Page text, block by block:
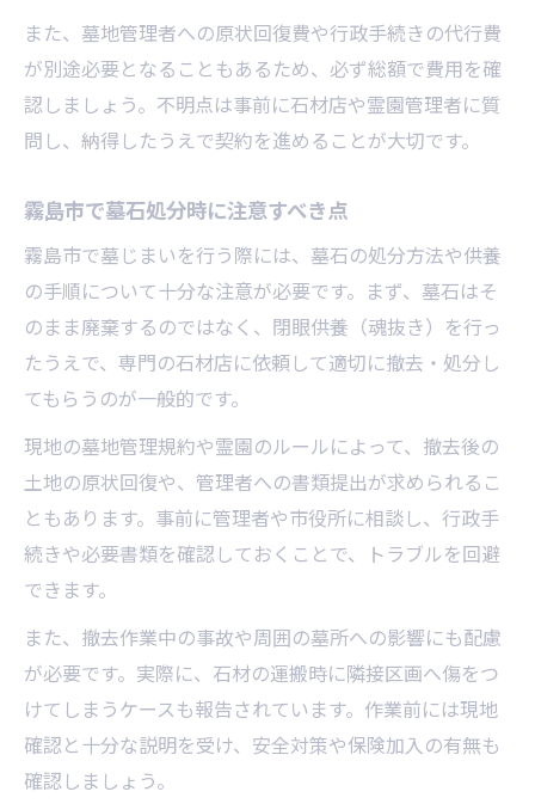
また、墓地管理者への原状回復費や行政手続きの代行費
が別途必要となることもあるため、必ず総額で費用を確
認しましょう。不明点は事前に石材店や霊園管理者に質
問し、納得したうえで契約を進めることが大切です。
霧島市で墓石処分時に注意すべき点
霧島市で墓じまいを行う際には、墓石の処分方法や供養
の手順について十分な注意が必要です。まず、墓石はそ
のまま廃棄するのではなく、閉眼供養（魂抜き）を行っ
たうえで、専門の石材店に依頼して適切に撤去・処分し
てもらうのが一般的です。
現地の墓地管理規約や霊園のルールによって、撤去後の
土地の原状回復や、管理者への書類提出が求められるこ
ともあります。事前に管理者や市役所に相談し、行政手
続きや必要書類を確認しておくことで、トラブルを回避
できます。
また、撤去作業中の事故や周囲の墓所への影響にも配慮
が必要です。実際に、石材の運搬時に隣接区画へ傷をつ
けてしまうケースも報告されています。作業前には現地
確認と十分な説明を受け、安全対策や保険加入の有無も
確認しましょう。